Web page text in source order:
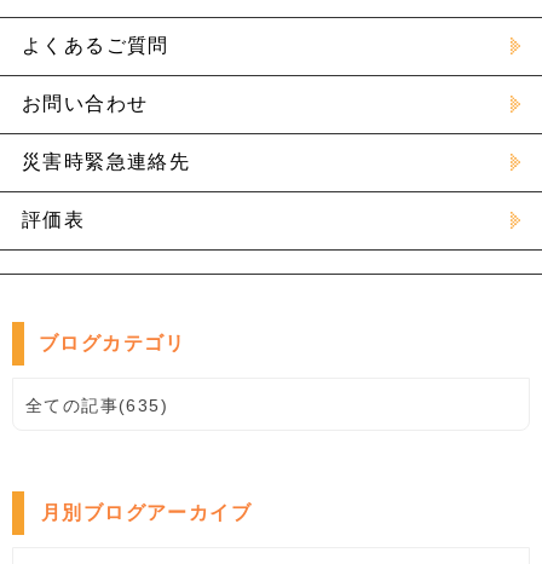
よくあるご質問
お問い合わせ
災害時緊急連絡先
評価表
ブログカテゴリ
全ての記事(635)
月別ブログアーカイブ